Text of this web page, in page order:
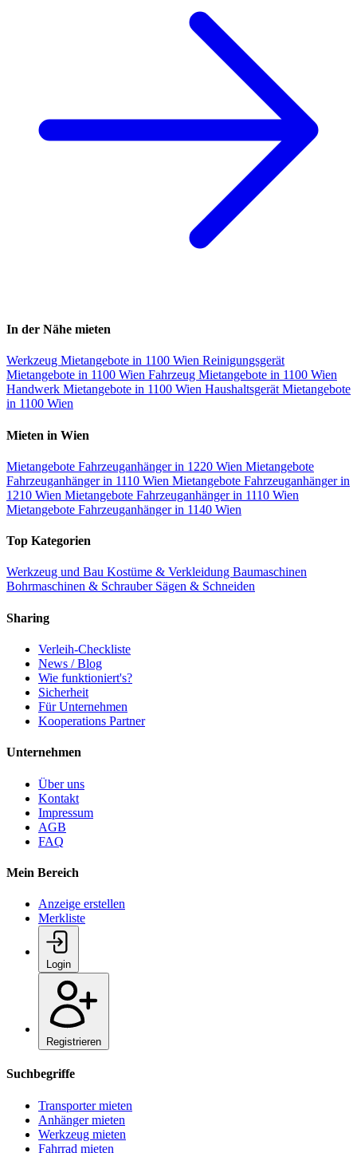
In der Nähe mieten
Werkzeug Mietangebote in 1100 Wien Reinigungsgerät
Mietangebote in 1100 Wien Fahrzeug Mietangebote in 1100 Wien
Handwerk Mietangebote in 1100 Wien Haushaltsgerät Mietangebote
in 1100 Wien
Mieten in Wien
Mietangebote Fahrzeuganhänger in 1220 Wien Mietangebote
Fahrzeuganhänger in 1110 Wien Mietangebote Fahrzeuganhänger in
1210 Wien Mietangebote Fahrzeuganhänger in 1110 Wien
Mietangebote Fahrzeuganhänger in 1140 Wien
Top Kategorien
Werkzeug und Bau Kostüme & Verkleidung Baumaschinen
Bohrmaschinen & Schrauber Sägen & Schneiden
Sharing
Verleih-Checkliste
News / Blog
Wie funktioniert's?
Sicherheit
Für Unternehmen
Kooperations Partner
Unternehmen
Über uns
Kontakt
Impressum
AGB
FAQ
Mein Bereich
Anzeige erstellen
Merkliste
Login
Registrieren
Suchbegriffe
Transporter mieten
Anhänger mieten
Werkzeug mieten
Fahrrad mieten